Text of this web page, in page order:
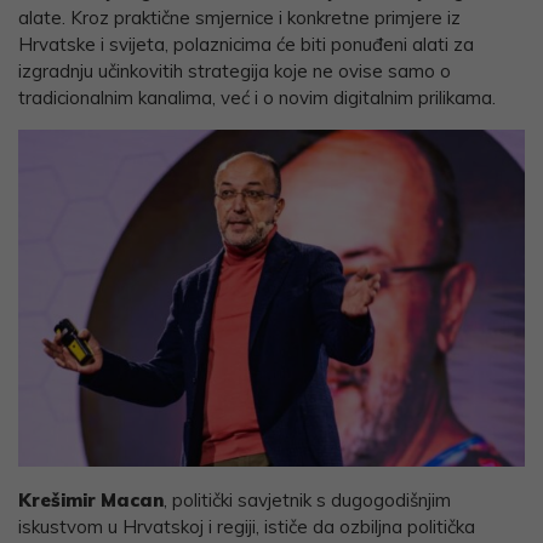
alate. Kroz praktične smjernice i konkretne primjere iz
Hrvatske i svijeta, polaznicima će biti ponuđeni alati za
izgradnju učinkovitih strategija koje ne ovise samo o
tradicionalnim kanalima, već i o novim digitalnim prilikama.
Krešimir Macan , politički savjetnik s dugogodišnjim
iskustvom u Hrvatskoj i regiji, ističe da ozbiljna politička